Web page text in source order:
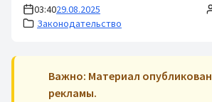
03:4029.08.2025
Законодательство
Важно: Материал
рекламы.